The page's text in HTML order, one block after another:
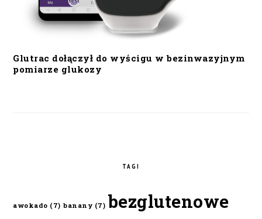
Glutrac dołączył do wyścigu w bezinwazyjnym
pomiarze glukozy
TAGI
awokado (7) banany (7) bezglutenowe